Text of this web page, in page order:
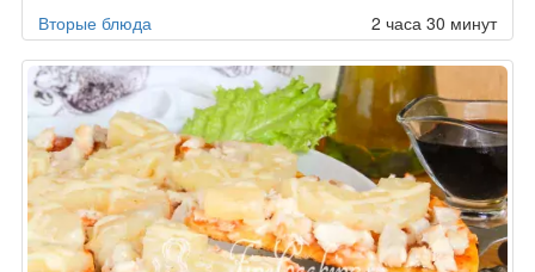
Вторые блюда 2 часа 30 минут